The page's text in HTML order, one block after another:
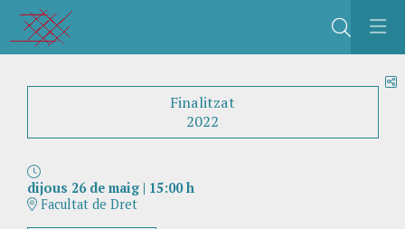
Cerca
Finalitzat
2022
dijous 26 de maig| 15:00 h
Facultat de Dret